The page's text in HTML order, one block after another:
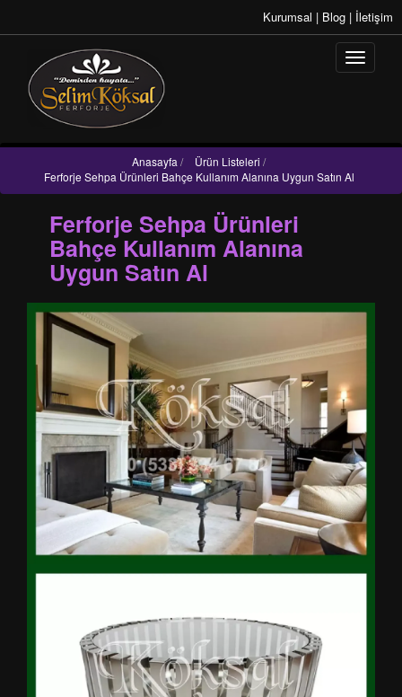
Kurumsal | Blog | İletişim
Anasayfa / Ürün Listeleri /
Ferforje Sehpa Ürünleri Bahçe Kullanım Alanına Uygun Satın Al
Ferforje Sehpa Ürünleri
Bahçe Kullanım Alanına
Uygun Satın Al